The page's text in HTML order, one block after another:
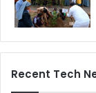
Recent Tech